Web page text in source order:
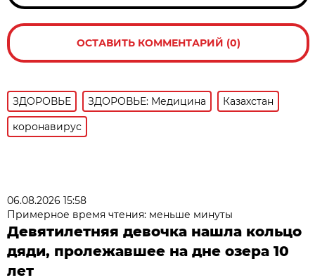
ОСТАВИТЬ КОММЕНТАРИЙ (0)
ЗДОРОВЬЕ ЗДОРОВЬЕ: Медицина
Казахстан
коронавирус
06.08.2026 15:58
Примерное время чтения: меньше минуты
Девятилетняя девочка нашла кольцо
дяди, пролежавшее на дне озера 10
лет